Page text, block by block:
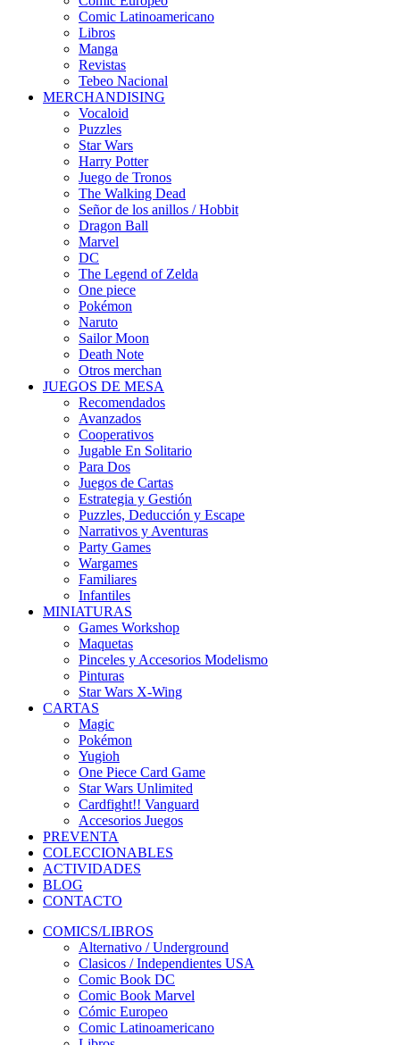
Comic Latinoamericano
Libros
Manga
Revistas
Tebeo Nacional
MERCHANDISING
Vocaloid
Puzzles
Star Wars
Harry Potter
Juego de Tronos
The Walking Dead
Señor de los anillos / Hobbit
Dragon Ball
Marvel
DC
The Legend of Zelda
One piece
Pokémon
Naruto
Sailor Moon
Death Note
Otros merchan
JUEGOS DE MESA
Recomendados
Avanzados
Cooperativos
Jugable En Solitario
Para Dos
Juegos de Cartas
Estrategia y Gestión
Puzzles, Deducción y Escape
Narrativos y Aventuras
Party Games
Wargames
Familiares
Infantiles
MINIATURAS
Games Workshop
Maquetas
Pinceles y Accesorios Modelismo
Pinturas
Star Wars X-Wing
CARTAS
Magic
Pokémon
Yugioh
One Piece Card Game
Star Wars Unlimited
Cardfight!! Vanguard
Accesorios Juegos
PREVENTA
COLECCIONABLES
ACTIVIDADES
BLOG
CONTACTO
COMICS/LIBROS
Alternativo / Underground
Clasicos / Independientes USA
Comic Book DC
Comic Book Marvel
Cómic Europeo
Comic Latinoamericano